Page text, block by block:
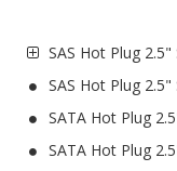
SAS Hot Plug
SAS Hot Plug
SATA Hot Plug
SATA Hot Plug